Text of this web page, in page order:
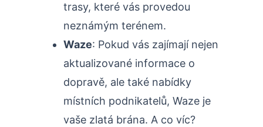
trasy, které vás provedou
neznámým terénem.
Waze: Pokud vás zajímají nejen
aktualizované informace o
dopravě, ale také nabídky
místních podnikatelů, Waze je
vaše zlatá brána. A co víc?